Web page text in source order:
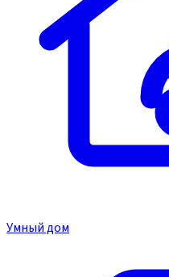
Умный дом